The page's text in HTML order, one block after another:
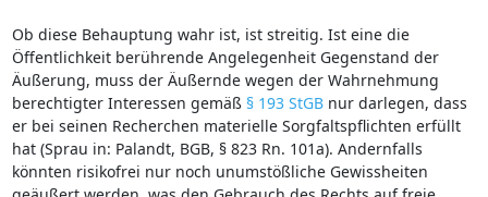
Ob diese Behauptung wahr ist, ist streitig. Ist eine die
Öffentlichkeit berührende Angelegenheit Gegenstand der
Äußerung, muss der Äußernde wegen der Wahrnehmung
berechtigter Interessen gemäß § 193 StGBnur darlegen, dass
er bei seinen Recherchen materielle Sorgfaltspflichten erfüllt
hat (Sprau in: Palandt, BGB, § 823 Rn. 101a). Andernfalls
könnten risikofrei nur noch unumstößliche Gewissheiten